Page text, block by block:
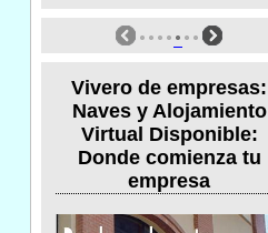
Vivero de empresas:
Naves y Alojamiento
Virtual Disponible:
Donde comienza tu
empresa